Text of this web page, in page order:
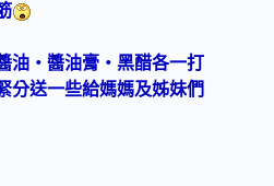
油膏‧黑醋各一打
分送一些給媽媽及姊妹們